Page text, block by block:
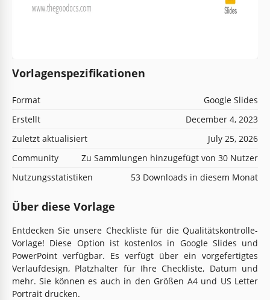
Vorlagenspezifikationen
Format
Google Slides
Erstellt
December 4, 2023
Zuletzt aktualisiert
July 25, 2026
Community
Zu Sammlungen hinzugefügt von 30 Nutzer
Nutzungsstatistiken
53 Downloads in diesem Monat
Über diese Vorlage
Entdecken Sie unsere Checkliste für die Qualitätskontrolle-
Vorlage! Diese Option ist kostenlos in Google Slides und
PowerPoint verfügbar. Es verfügt über ein vorgefertigtes
Verlaufdesign, Platzhalter für Ihre Checkliste, Datum und
mehr. Sie können es auch in den Größen A4 und US Letter
Portrait drucken.